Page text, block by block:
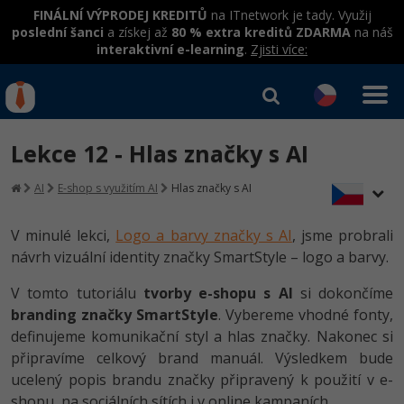
FINÁLNÍ VÝPRODEJ KREDITŮ na ITnetwork je tady. Využij
poslední šanci a získej až 80 % extra kreditů ZDARMAna náš
interaktivní e-learning. Zjisti více:
hrazené úřadem práce
Workshopy zdarma
Umělá inteligence v praxi
Datová analýza v praxi
Základy programování
Objektové programování - OOP
Umělá inteligence
Školení dle technologií
C# .NET
Java
Junior programátor
Programátor WWW aplikací
Senior programátor
Front-end developer
Kurzy programování
Jak začít?
Java -80%
C#.NET -80%
Přihlásit se |Registrovat
Lekce 12 - Hlas značky s AI
AI E-shop s využitím AI Hlas značky s AI
V minulé lekci, Logo a barvy značky s AI, jsme probrali
návrh vizuální identity značky SmartStyle – logo a barvy.
V tomto tutoriálu tvorby e-shopu s AI si dokončíme
branding značky SmartStyle. Vybereme vhodné fonty,
definujeme komunikační styl a hlas značky. Nakonec si
připravíme celkový brand manuál. Výsledkem bude
ucelený popis brandu značky připravený k použití v e-